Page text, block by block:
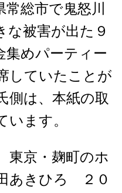
総市で鬼怒川
な被害が出た９
集めパーティー
していたことが
側は、本紙の取
います。
京・麹町のホ
あきひろ ２０